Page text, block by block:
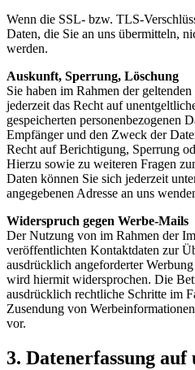
Wenn die SSL- bzw. TLS-
Daten, die Sie an uns übermitteln,
werden.
Auskunft, Sperrung, Löschung
Sie haben im Rahmen der
jederzeit das Recht auf
gespeicherten personenbezogenen
Empfänger und den Zweck der
Recht auf Berichtigung, Sperrung
Hierzu sowie zu weiteren Fragen
Daten können Sie sich jederzeit
angegebenen Adresse an uns
Widerspruch gegen Werbe-Mails
Der Nutzung von im Rahmen der
veröffentlichten Kontaktdaten zur
ausdrücklich angeforderter
wird hiermit widersprochen. Die
ausdrücklich rechtliche Schritte im
Zusendung von
vor.
3. Datenerfassung auf